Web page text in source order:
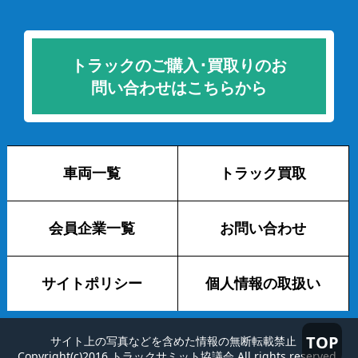
TOP
トラックのご購入･買取りのお
問い合わせはこちらから
車両一覧 トラック買取
会員企業一覧 お問い合わせ
サイトポリシー 個人情報の取扱い
サイト上の写真などを含めた情報の無断転載禁止